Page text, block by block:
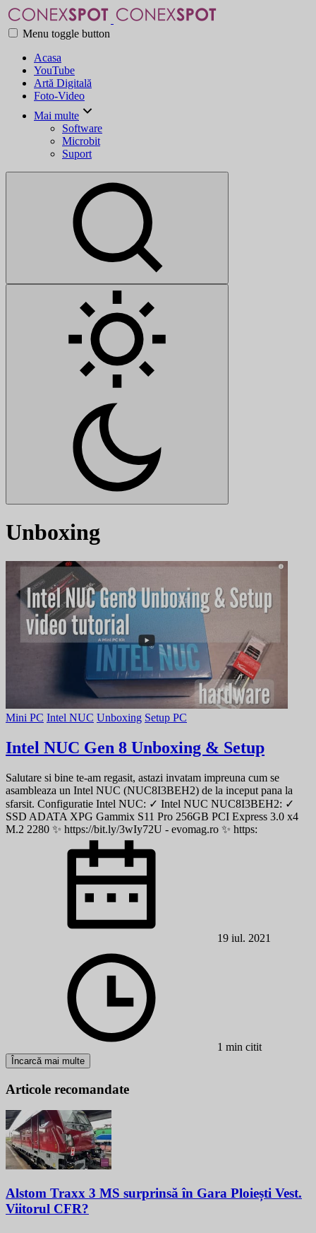
Menu toggle button
Acasa
YouTube
Artă Digitală
Foto-Video
Mai multe
Software
Microbit
Suport
Unboxing
Mini PC Intel NUC Unboxing Setup PC
Intel NUC Gen 8 Unboxing & Setup
Salutare si bine te-am regasit, astazi invatam impreuna cum se
asambleaza un Intel NUC (NUC8I3BEH2) de la inceput pana la
sfarsit. Configuratie Intel NUC: ✓ Intel NUC NUC8I3BEH2: ✓
SSD ADATA XPG Gammix S11 Pro 256GB PCI Express 3.0 x4
M.2 2280 ✨ https://bit.ly/3wIy72U - evomag.ro ✨ https:
19 iul. 2021
1 min citit
Încarcă mai multe
Articole recomandate
Alstom Traxx 3 MS surprinsă în Gara Ploiești Vest.
Viitorul CFR?